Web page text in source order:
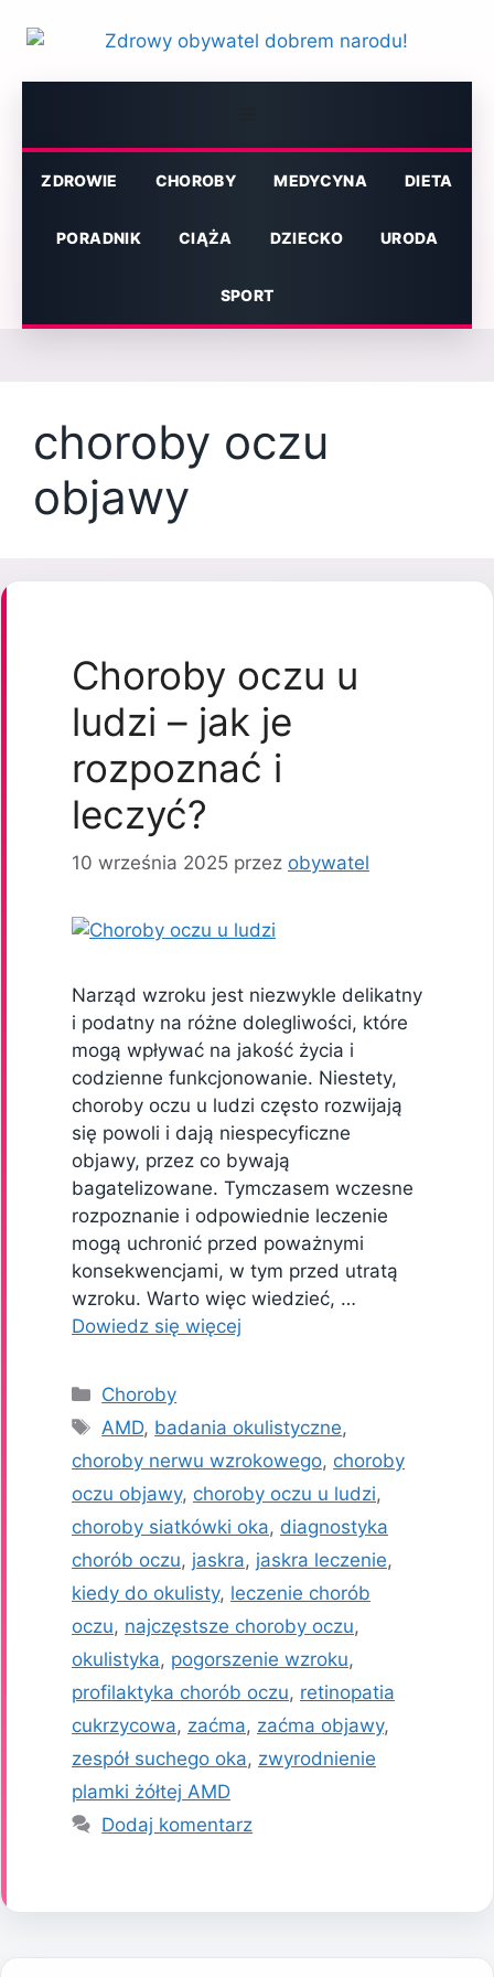
ZDROWIE CHOROBY MEDYCYNA DIETA
PORADNIK CIĄŻA DZIECKO URODA
SPORT
choroby oczu
objawy
Choroby oczu u
ludzi – jak je
rozpoznać i
leczyć?
10 września 2025 przez obywatel
Narząd wzroku jest niezwykle delikatny
i podatny na różne dolegliwości, które
mogą wpływać na jakość życia i
codzienne funkcjonowanie. Niestety,
choroby oczu u ludzi często rozwijają
się powoli i dają niespecyficzne
objawy, przez co bywają
bagatelizowane. Tymczasem wczesne
rozpoznanie i odpowiednie leczenie
mogą uchronić przed poważnymi
konsekwencjami, w tym przed utratą
wzroku. Warto więc wiedzieć, …
Dowiedz się więcej
Kategorie
Choroby
Tagi
AMD, badania okulistyczne,
choroby nerwu wzrokowego, choroby
oczu objawy, choroby oczu u ludzi,
choroby siatkówki oka, diagnostyka
chorób oczu, jaskra, jaskra leczenie,
kiedy do okulisty, leczenie chorób
oczu, najczęstsze choroby oczu,
okulistyka, pogorszenie wzroku,
profilaktyka chorób oczu, retinopatia
cukrzycowa, zaćma, zaćma objawy,
zespół suchego oka, zwyrodnienie
plamki żółtej AMD
Dodaj komentarz